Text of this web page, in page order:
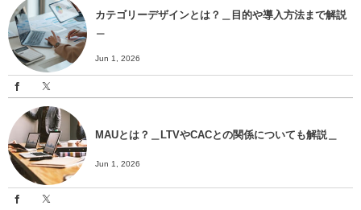
カテゴリーデザインとは？＿目的や導入方法まで解説
Jun 1, 2026
MAUとは？＿LTVやCACとの関係についても解説＿
Jun 1, 2026